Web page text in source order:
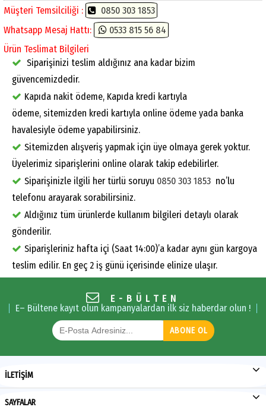
Müşteri Temsilciliği :
0850 303 1853
Whatsapp Mesaj Hattı:
0533 815 56 84
Ürün Teslimat Bilgileri
Siparişinizi teslim aldığınız ana kadar bizim
güvencemizdedir.
Kapıda nakit ödeme, Kapıda kredi kartıyla
ödeme, sitemizden kredi kartıyla online ödeme yada banka
havalesiyle ödeme yapabilirsiniz.
Sitemizden alışveriş yapmak için üye olmaya gerek yoktur.
Üyelerimiz siparişlerini online olarak takip edebilirler.
Siparişinizle ilgili her türlü soruyu 0850 303 1853 no’lu
telefonu arayarak sorabilirsiniz.
Aldığınız tüm ürünlerde kullanım bilgileri detaylı olarak
gönderilir.
Siparişleriniz hafta içi (Saat 14:00)’a kadar aynı gün kargoya
teslim edilir. En geç 2 iş günü içerisinde elinize ulaşır.
E-BÜLTEN
E– Bültene kayıt olun kampanyalardan ilk siz haberdar olun !
ABONE OL
İLETİŞİM
SAYFALAR